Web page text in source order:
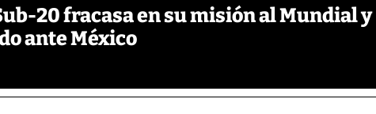
20 fracasa en su misión al Mundial y
ante México